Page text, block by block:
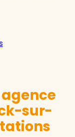
sur-